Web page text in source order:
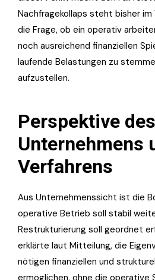
Nachfragekollaps steht bisher im
die Frage, ob ein operativ
noch ausreichend finanziellen
laufende Belastungen zu
aufzustellen.
Perspektive des
Unternehmens
Verfahrens
Aus Unternehmenssicht ist die
operative Betrieb soll stabil
Restrukturierung soll geordnet
erklärte laut Mitteilung, die
nötigen finanziellen und